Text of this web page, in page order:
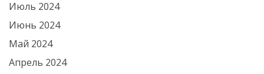
Июль 2024
Июнь 2024
Май 2024
Апрель 2024